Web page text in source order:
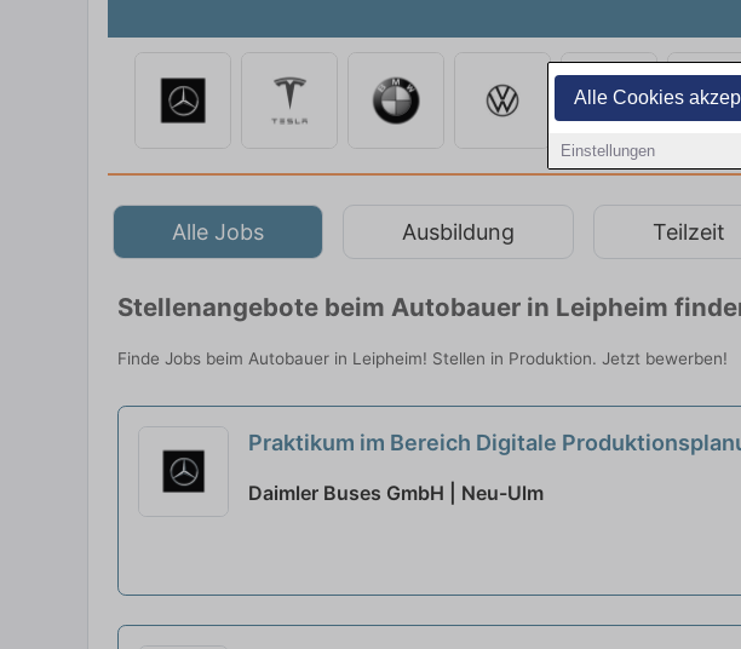
Alle Cookies
Einstellungen
Alle Jobs Ausbildung Teilzeit
Stellenangebote beim Autobauer in Leipheim
Finde Jobs beim Autobauer in Leipheim! Stellen in Produktion. Jetzt bewerben!
Praktikum im Bereich Digitale
Daimler Buses GmbH | Neu-Ulm